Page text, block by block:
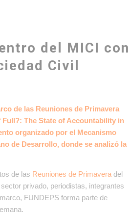
del MICI con
Civil
de las Reuniones de Primavera
Full?: The State of Accountability in
organizado por el Mecanismo
de Desarrollo, donde se analizó la
de las Reuniones de Primavera del
privado, periodistas, integrantes
FUNDEPS forma parte de